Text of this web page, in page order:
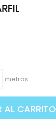
metros
AL CARRITO